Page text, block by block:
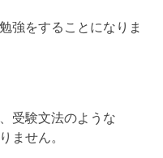
強をすることになりま
受験文法のような
ません。